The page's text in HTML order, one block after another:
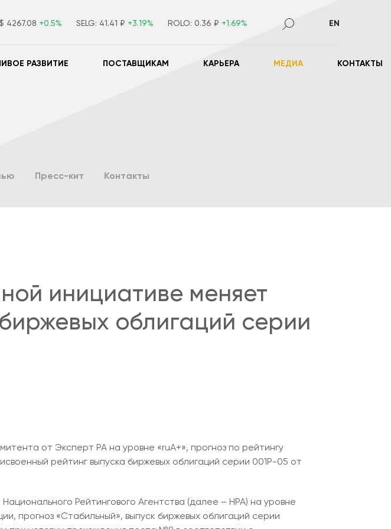
$ 4267.08 +0.5% SELG: 41.41 ₽ +3.19% ROLO: 0.36 ₽ +1.69% EN
РАЗВИТИЕ ПОСТАВЩИКАМ КАРЬЕРА МЕДИА КОНТАКТЫ
Пресс-кит Контакты
инициативе меняет
облигаций серии
от Эксперт РА на уровне «ruA+», прогноз по рейтингу
рейтинг выпуска биржевых облигаций серии 001Р-05 от
Рейтингового Агентства (далее – НРА) на уровне
прогноз «Стабильный», выпуск биржевых облигаций серии